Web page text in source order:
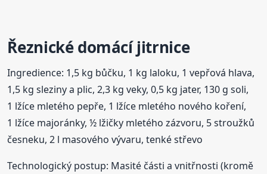
Řeznické domácí jitrnice
Ingredience: 1,5 kg bůčku, 1 kg laloku, 1 vepřová hlava,
1,5 kg sleziny a plic, 2,3 kg veky, 0,5 kg jater, 130 g soli,
1 lžíce mletého pepře, 1 lžíce mletého nového koření,
1 lžíce majoránky, ½ lžičky mletého zázvoru, 5 stroužků
česneku, 2 l masového vývaru, tenké střevo
Technologický postup: Masité části a vnitřnosti (kromě